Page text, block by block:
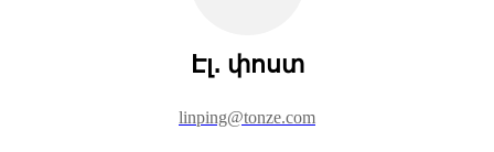
Էլ․ փոստ
linping@tonze.com